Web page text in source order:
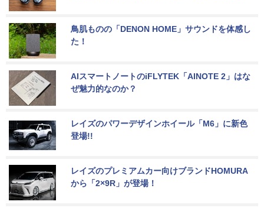
鳥肌ものの「DENON HOME」サウンドを体感し
た！
AIスマートノートのiFLYTEK「AINOTE 2」はな
ぜ魅力的なのか？
レイズのパワーデザインホイール「M6」に新色
登場!!
レイズのプレミアムカー向けブランドHOMURA
から「2×9R」が登場！